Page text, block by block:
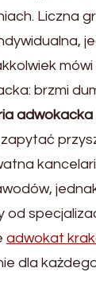
Liczna
brzmi
od
adwokat
dla